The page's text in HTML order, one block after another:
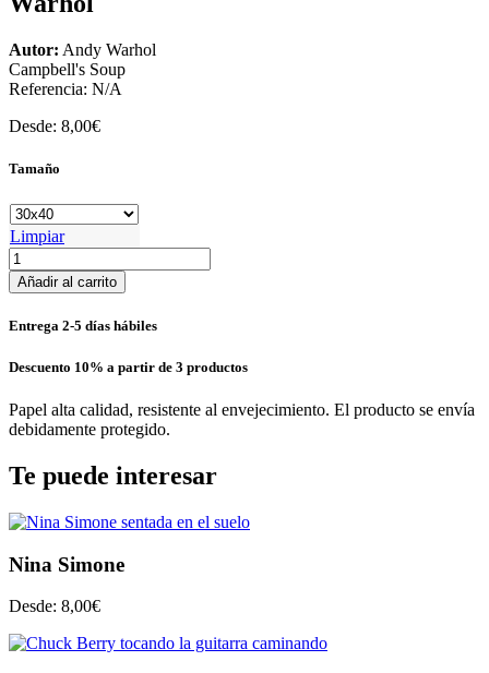
Autor: Andy Warhol
Campbell's Soup
Referencia: N/A
Desde: 8,00€
Tamaño
Limpiar
Warhol
cantidad
Añadir al carrito
Entrega 2-5 días hábiles
Descuento 10% a partir de 3 productos
Papel alta calidad, resistente al envejecimiento. El producto se envía
debidamente protegido.
Te puede interesar
Nina Simone
Desde: 8,00€